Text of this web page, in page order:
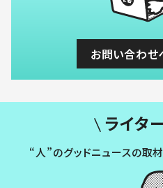
お問い合わせ
ライタ
“人”のグッドニュースの取